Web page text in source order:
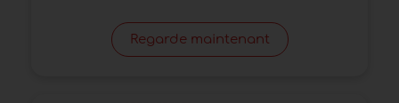
Regarde maintenant